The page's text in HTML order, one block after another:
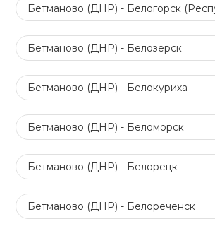
Бетманово (ДНР) - Белогорск
Бетманово (ДНР) - Белозерск
Бетманово (ДНР) - Белокуриха
Бетманово (ДНР) - Беломорск
Бетманово (ДНР) - Белорецк
Бетманово (ДНР) - Белореченск